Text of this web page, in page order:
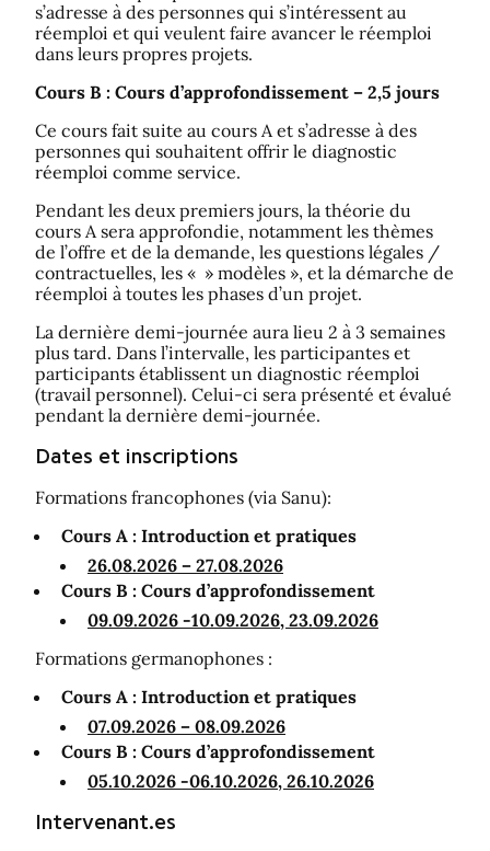
s’adresse à des personnes qui s’intéressent au
réemploi et qui veulent faire avancer le réemploi
dans leurs propres projets.
Cours B : Cours d’approfondissement – 2,5 jours
Ce cours fait suite au cours A et s’adresse à des
personnes qui souhaitent offrir le diagnostic
réemploi comme service.
Pendant les deux premiers jours, la théorie du
cours A sera approfondie, notamment les thèmes
de l’offre et de la demande, les questions légales /
contractuelles, les « » modèles », et la démarche de
réemploi à toutes les phases d’un projet.
La dernière demi-journée aura lieu 2 à 3 semaines
plus tard. Dans l’intervalle, les participantes et
participants établissent un diagnostic réemploi
(travail personnel). Celui-ci sera présenté et évalué
pendant la dernière demi-journée.
Dates et inscriptions
Formations francophones (via Sanu):
Cours A : Introduction et pratiques
26.08.2026 – 27.08.2026
Cours B : Cours d’approfondissement
09.09.2026 -10.09.2026, 23.09.2026
Formations germanophones :
Cours A : Introduction et pratiques
07.09.2026 – 08.09.2026
Cours B : Cours d’approfondissement
05.10.2026 -06.10.2026, 26.10.2026
Intervenant.es